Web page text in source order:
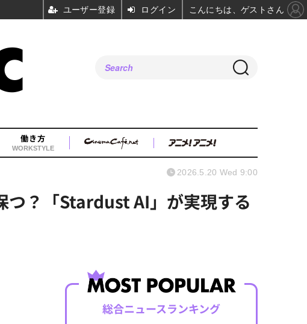
働き方
WORKSTYLE
つ？「Stardust AI」が実現する
2026.5.20 Wed 9:00
総合ニュースランキング
ユーザー登録 ログイン こんにちは、ゲストさん